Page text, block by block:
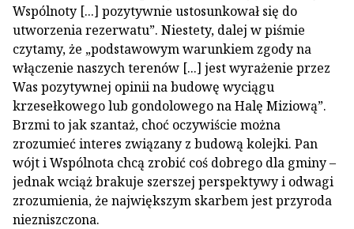
Wspólnoty [...] pozytywnie ustosunkował się do
utworzenia rezerwatu”. Niestety, dalej w piśmie
czytamy, że „podstawowym warunkiem zgody na
włączenie naszych terenów [...] jest wyrażenie przez
Was pozytywnej opinii na budowę wyciągu
krzesełkowego lub gondolowego na Halę Miziową”.
Brzmi to jak szantaż, choć oczywiście można
zrozumieć interes związany z budową kolejki. Pan
wójt i Wspólnota chcą zrobić coś dobrego dla gminy –
jednak wciąż brakuje szerszej perspektywy i odwagi
zrozumienia, że największym skarbem jest przyroda
niezniszczona.